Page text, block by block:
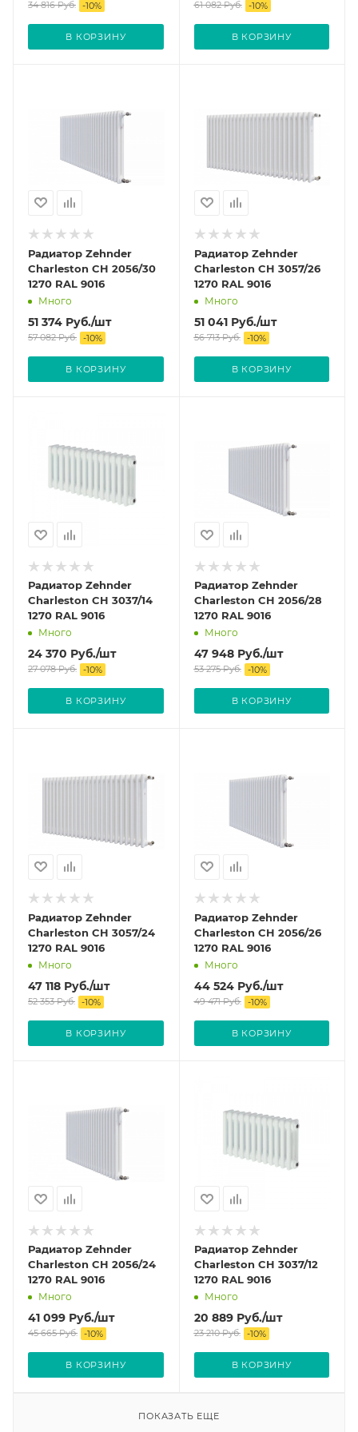
34 816Руб. -10%
В КОРЗИНУ
61 082Руб. -10%
В КОРЗИНУ
Радиатор Zehnder
Charleston CH 2056/30
1270 RAL 9016
Много
51 374 Руб./шт
57 082Руб. -10%
В КОРЗИНУ
Радиатор Zehnder
Charleston CH 3057/26
1270 RAL 9016
Много
51 041Руб./шт
56 713Руб. -10%
В КОРЗИНУ
Радиатор Zehnder
Charleston CH 3037/14
1270 RAL 9016
Много
24 370 Руб./шт
27 078Руб. -10%
В КОРЗИНУ
Радиатор Zehnder
Charleston CH 2056/28
1270 RAL 9016
Много
47 948Руб./шт
53 275Руб. -10%
В КОРЗИНУ
Радиатор Zehnder
Charleston CH 3057/24
1270 RAL 9016
Много
47 118 Руб./шт
52 353Руб. -10%
В КОРЗИНУ
Радиатор Zehnder
Charleston CH 2056/26
1270 RAL 9016
Много
44 524Руб./шт
49 471Руб. -10%
В КОРЗИНУ
Радиатор Zehnder
Charleston CH 2056/24
1270 RAL 9016
Много
41 099 Руб./шт
45 665Руб. -10%
В КОРЗИНУ
Радиатор Zehnder
Charleston CH 3037/12
1270 RAL 9016
Много
20 889Руб./шт
23 210Руб. -10%
В КОРЗИНУ
ПОКАЗАТЬ ЕЩЕ